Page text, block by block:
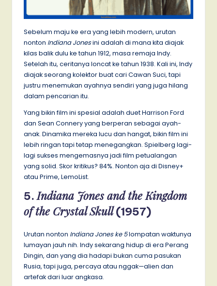
Sebelum maju ke era yang lebih modern, urutan
nonton Indiana Jonesini adalah di mana kita diajak
kilas balik dulu ke tahun 1912, masa remaja Indy.
Setelah itu, ceritanya loncat ke tahun 1938. Kali ini, Indy
diajak seorang kolektor buat cari Cawan Suci, tapi
justru menemukan ayahnya sendiri yang juga hilang
dalam pencarian itu.
Yang bikin film ini spesial adalah duet Harrison Ford
dan Sean Connery yang berperan sebagai ayah-
anak. Dinamika mereka lucu dan hangat, bikin film ini
lebih ringan tapi tetap menegangkan. Spielberg lagi-
lagi sukses mengemasnya jadi film petualangan
yang solid. Skor kritikus? 84%. Nonton aja di Disney+
atau Prime, LemoList.
5.Indiana Jones and the Kingdom
of the Crystal Skull(1957)
Urutan nonton Indiana Jones ke 5lompatan waktunya
lumayan jauh nih. Indy sekarang hidup di era Perang
Dingin, dan yang dia hadapi bukan cuma pasukan
Rusia, tapi juga, percaya atau nggak—alien dan
artefak dari luar angkasa.